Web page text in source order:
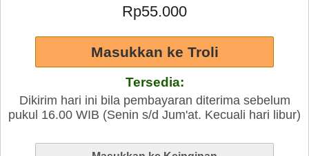
Rp55.000
Tersedia:
Dikirim hari ini bila pembayaran diterima sebelum
pukul 16.00 WIB (Senin s/d Jum'at. Kecuali hari libur)